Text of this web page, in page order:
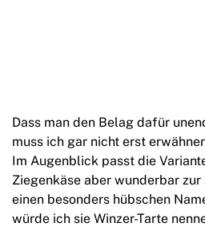
Dass man den Belag dafür
muss ich gar nicht erst
Im Augenblick passt die
Ziegenkäse aber wunderbar zur
einen besonders hübschen
würde ich sie Winzer-Tarte